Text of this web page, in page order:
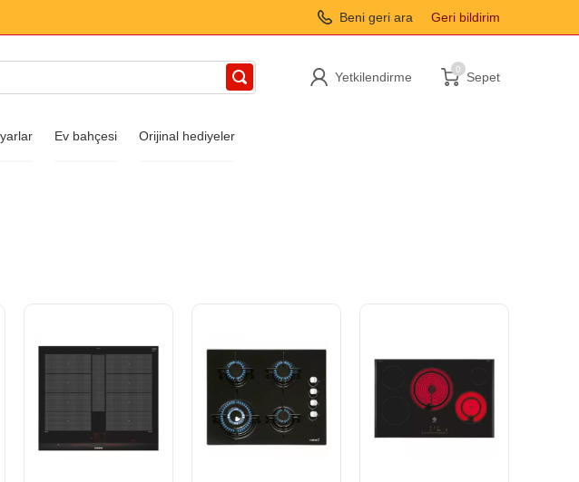
Beni geri ara Geri bildirim
Yetkilendirme
0
Sepet
Ev bahçesi Orijinal hediyeler